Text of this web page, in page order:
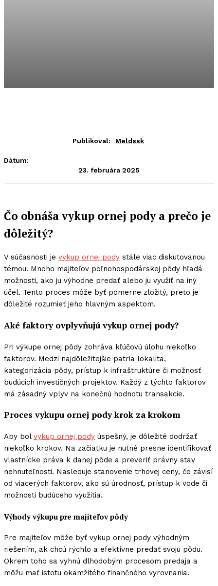
Publikoval: Meldssk
Dátum:
23. februára 2025
Čo obnáša vykup ornej pody a prečo je
dôležitý?
V súčasnosti je vykup ornej pody stále viac diskutovanou
témou. Mnoho majiteľov poľnohospodárskej pôdy hľadá
možnosti, ako ju výhodne predať alebo ju využiť na iný
účel. Tento proces môže byť pomerne zložitý, preto je
dôležité rozumieť jeho hlavným aspektom.
Aké faktory ovplyvňujú vykup ornej pody?
Pri výkupe ornej pôdy zohráva kľúčovú úlohu niekoľko
faktorov. Medzi najdôležitejšie patria lokalita,
kategorizácia pôdy, prístup k infraštruktúre či možnosť
budúcich investičných projektov. Každý z týchto faktorov
má zásadný vplyv na konečnú hodnotu transakcie.
Proces vykupu ornej pody krok za krokom
Aby bol vykup ornej pody úspešný, je dôležité dodržať
niekoľko krokov. Na začiatku je nutné presne identifikovať
vlastnícke práva k danej pôde a preveriť právny stav
nehnuteľnosti. Nasleduje stanovenie trhovej ceny, čo závisí
od viacerých faktorov, ako sú úrodnosť, prístup k vode či
možnosti budúceho využitia.
Výhody výkupu pre majiteľov pôdy
Pre majiteľov môže byť vykup ornej pody výhodným
riešením, ak chcú rýchlo a efektívne predať svoju pôdu.
Okrem toho sa vyhnú dlhodobým procesom predaja a
môžu mať istotu okamžitého finančného vyrovnania.